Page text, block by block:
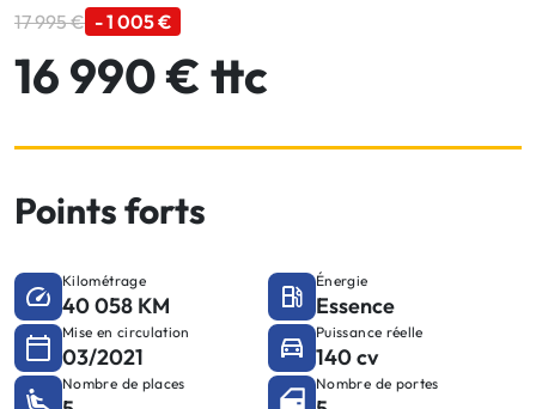
17 995 € - 1 005 €
16 990 € ttc
Points forts
Kilométrage
40 058 KM
Énergie
Essence
Mise en circulation
03/2021
Puissance réelle
140 cv
Nombre de places Nombre de portes